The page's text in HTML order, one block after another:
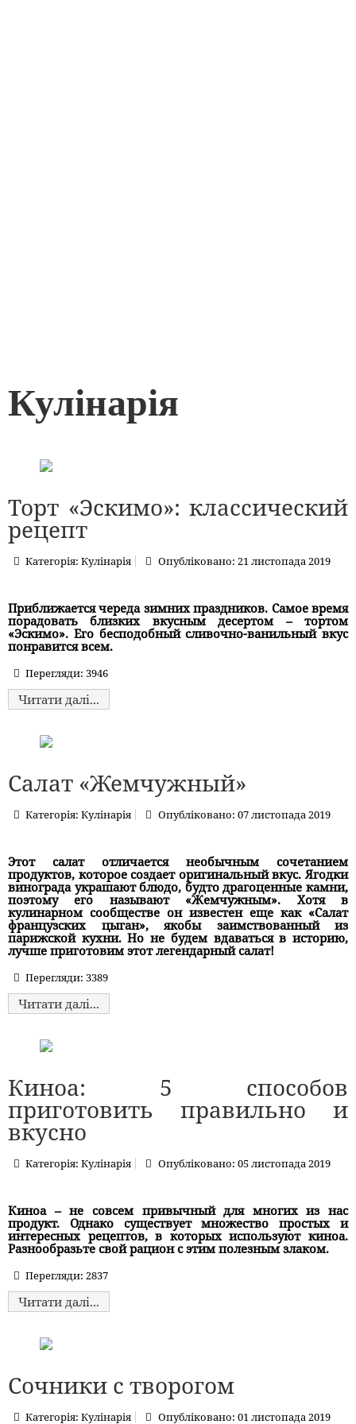
Кулінарія
Торт «Эскимо»: классический
рецепт
Категорія:Кулінарія Опубліковано: 21 листопада 2019
Приближается череда зимних праздников. Самое время
порадовать близких вкусным десертом – тортом
«Эскимо». Его бесподобный сливочно-ванильный вкус
понравится всем.
Перегляди: 3946
Читати далі...
Салат «Жемчужный»
Категорія:Кулінарія Опубліковано: 07 листопада 2019
Этот салат отличается необычным сочетанием
продуктов, которое создает оригинальный вкус. Ягодки
винограда украшают блюдо, будто драгоценные камни,
поэтому его называют «Жемчужным». Хотя в
кулинарном сообществе он известен еще как «Салат
французских цыган», якобы заимствованный из
парижской кухни. Но не будем вдаваться в историю,
лучше приготовим этот легендарный салат!
Перегляди: 3389
Читати далі...
Киноа: 5 способов
приготовить правильно и
вкусно
Категорія:Кулінарія Опубліковано: 05 листопада 2019
Киноа– не совсем привычный для многих из нас
продукт. Однако существует множество простых и
интересных рецептов, в которых используют киноа.
Разнообразьте свой рацион с этим полезным злаком.
Перегляди: 2837
Читати далі...
Сочники с творогом
Категорія:Кулінарія Опубліковано: 01 листопада 2019